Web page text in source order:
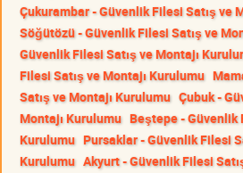
Çukurambar - Güvenlik Filesi Satış ve
Söğütözü - Güvenlik Filesi Satış ve
Güvenlik Filesi Satış ve Montajı
Filesi Satış ve Montajı Kurulumu
Satış ve Montajı Kurulumu Çubuk -
Montajı Kurulumu Beştepe - Güvenlik
Kurulumu Pursaklar - Güvenlik Filesi
Kurulumu Akyurt - Güvenlik Filesi